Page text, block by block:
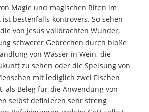
Magie und magischen Riten im
bestenfalls kontrovers. So sehen
von Jesus vollbrachten Wunder,
schwerer Gebrechen durch bloße
von Wasser in Wein, die
zu sehen oder die Speisung von
mit lediglich zwei Fischen
als Beleg für die Anwendung von
selbst definieren sehr streng